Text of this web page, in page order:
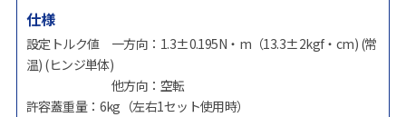
仕様
設定トルク値 一方向：1.3±0.195N・m（13.3±2kgf・cm) (常
温) (ヒンジ単体)
他方向：空転
許容蓋重量：6kg（左右1セット使用時）